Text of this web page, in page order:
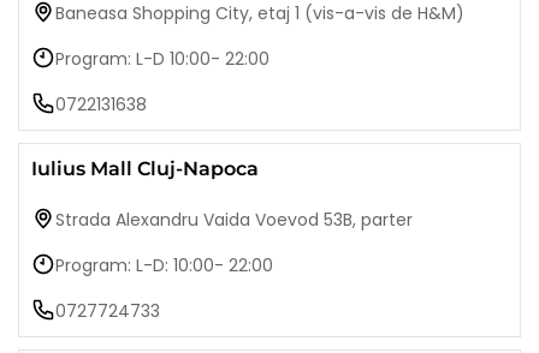
Baneasa Shopping City, etaj 1 (vis-a-vis de H&M)
Program: L-D 10:00- 22:00
0722131638
Iulius Mall Cluj-Napoca
Strada Alexandru Vaida Voevod 53B, parter
Program: L-D: 10:00- 22:00
0727724733